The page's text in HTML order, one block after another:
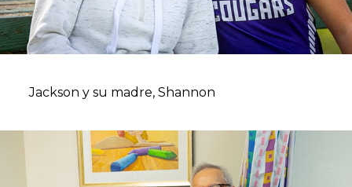
Jackson y su madre, Shannon